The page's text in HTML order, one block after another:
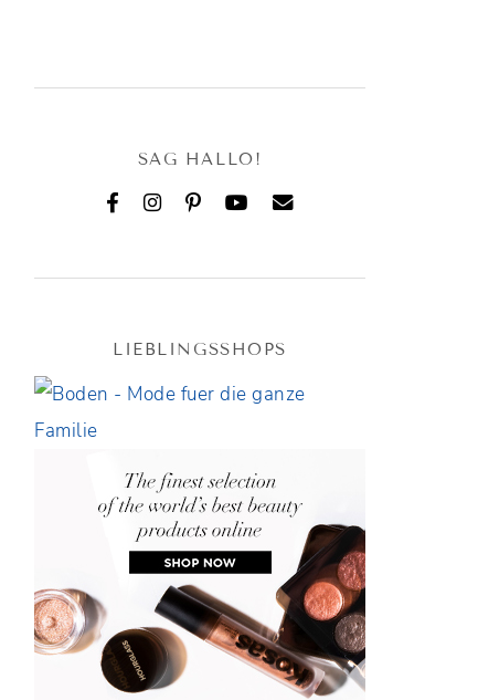
SAG HALLO!
LIEBLINGSSHOPS